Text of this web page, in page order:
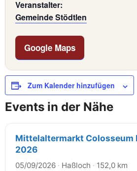
Veranstalter:
Gemeinde Stödtlen
Google Maps
Zum Kalender hinzufügen
Events in der Nähe
Mittelaltermarkt Colosseum
2026
05/09/2026 · Haßloch · 152,0 km